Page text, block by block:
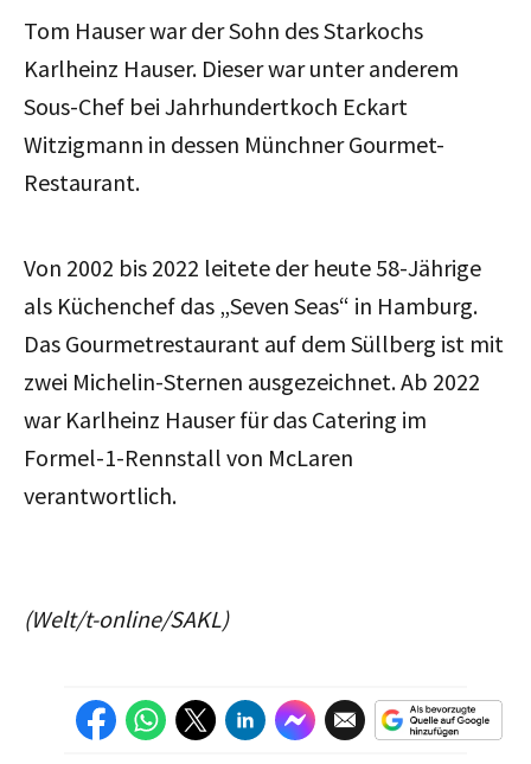
Tom Hauser war der Sohn des Starkochs
Karlheinz Hauser. Dieser war unter anderem
Sous-Chef bei Jahrhundertkoch Eckart
Witzigmann in dessen Münchner Gourmet-
Restaurant.
Von 2002 bis 2022 leitete der heute 58-Jährige
als Küchenchef das „Seven Seas“ in Hamburg.
Das Gourmetrestaurant auf dem Süllberg ist mit
zwei Michelin-Sternen ausgezeichnet. Ab 2022
war Karlheinz Hauser für das Catering im
Formel-1-Rennstall von McLaren
verantwortlich.
(Welt/t-online/SAKL)